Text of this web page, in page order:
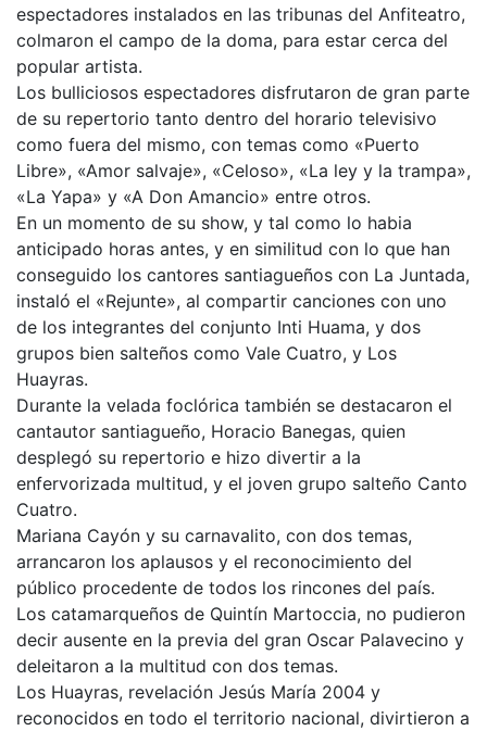
espectadores instalados en las tribunas del Anfiteatro,
colmaron el campo de la doma, para estar cerca del
popular artista.
Los bulliciosos espectadores disfrutaron de gran parte
de su repertorio tanto dentro del horario televisivo
como fuera del mismo, con temas como «Puerto
Libre», «Amor salvaje», «Celoso», «La ley y la trampa»,
«La Yapa» y «A Don Amancio» entre otros.
En un momento de su show, y tal como lo habia
anticipado horas antes, y en similitud con lo que han
conseguido los cantores santiagueños con La Juntada,
instaló el «Rejunte», al compartir canciones con uno
de los integrantes del conjunto Inti Huama, y dos
grupos bien salteños como Vale Cuatro, y Los
Huayras.
Durante la velada foclórica también se destacaron el
cantautor santiagueño, Horacio Banegas, quien
desplegó su repertorio e hizo divertir a la
enfervorizada multitud, y el joven grupo salteño Canto
Cuatro.
Mariana Cayón y su carnavalito, con dos temas,
arrancaron los aplausos y el reconocimiento del
público procedente de todos los rincones del país.
Los catamarqueños de Quintín Martoccia, no pudieron
decir ausente en la previa del gran Oscar Palavecino y
deleitaron a la multitud con dos temas.
Los Huayras, revelación Jesús María 2004 y
reconocidos en todo el territorio nacional, divirtieron a